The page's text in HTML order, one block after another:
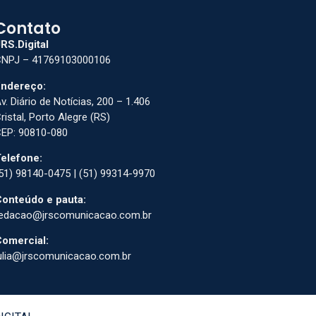
– 41769103000106
Diário de Notícias, 200 – 1.406
Porto Alegre (RS)
90810-080
98140-0475 | (51) 99314-9970
e pauta: